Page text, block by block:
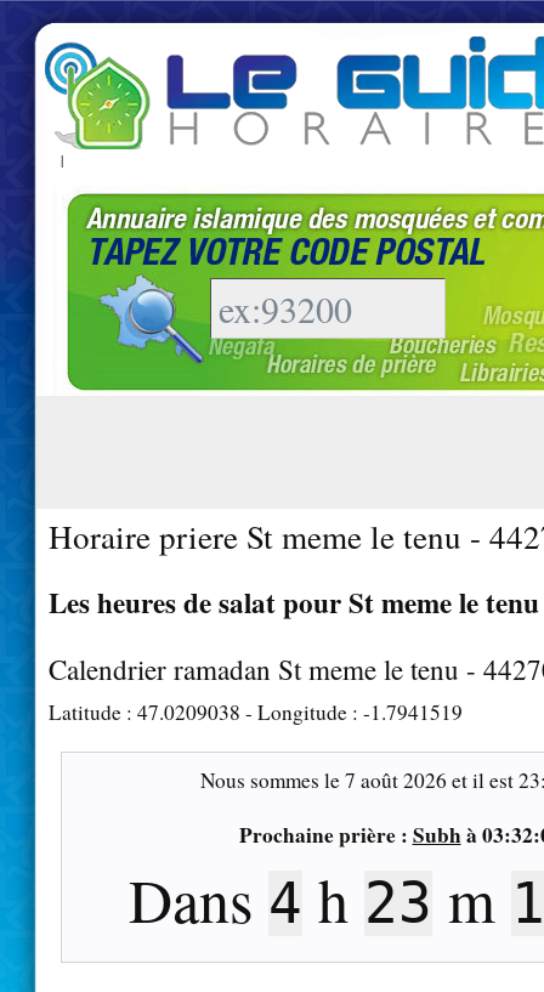
|
Horaire priere St meme le tenu -
Les heures de salat pour St meme le
Calendrier ramadan St meme le tenu -
Latitude : 47.0209038 - Longitude : -1.7941519
Nous sommes le7 août 2026 et il est
Prochaine prière : Subhà
Dans 4 h 23 m